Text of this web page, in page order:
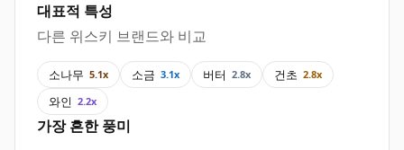
대표적 특성
다른 위스키 브랜드와 비교
소나무 5.1x 소금 3.1x 버터 2.8x 건초 2.8x
와인 2.2x
가장 흔한 풍미